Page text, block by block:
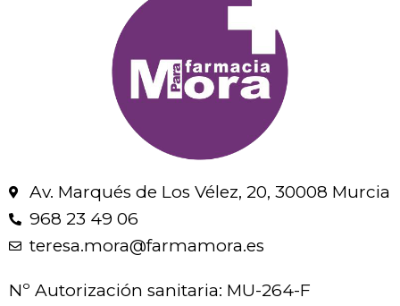
Av. Marqués de Los Vélez, 20, 30008 Murcia
968 23 49 06
teresa.mora@farmamora.es
Nº Autorización sanitaria: MU-264-F